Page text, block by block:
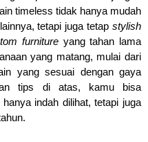
timeless tidak hanya mudah
tetapi juga tetap
furnitureyang tahan lama
yang matang, mulai dari
yang sesuai dengan gaya
tips di atas, kamu bisa
indah dilihat, tetapi juga